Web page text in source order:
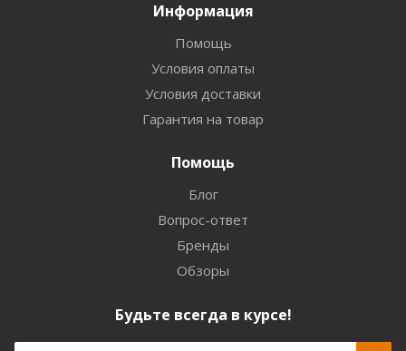
Информация
Помощь
Условия оплаты
Условия доставки
Гарантия на товар
Помощь
Блог
Вопрос-ответ
Бренды
Обзоры
Будьте всегда в курсе!